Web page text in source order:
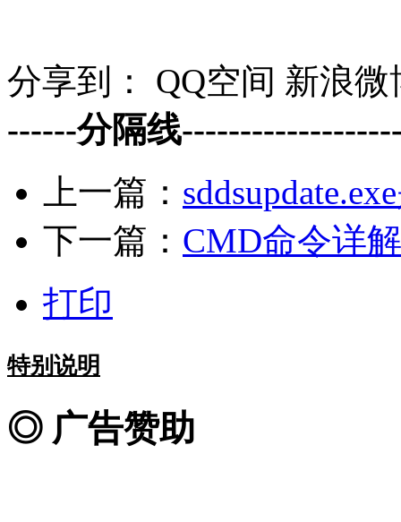
分享到： QQ空间 新浪微
------分隔线
上一篇：
下一篇： CMD命令详解
打印
特别说明
◎ 广告赞助